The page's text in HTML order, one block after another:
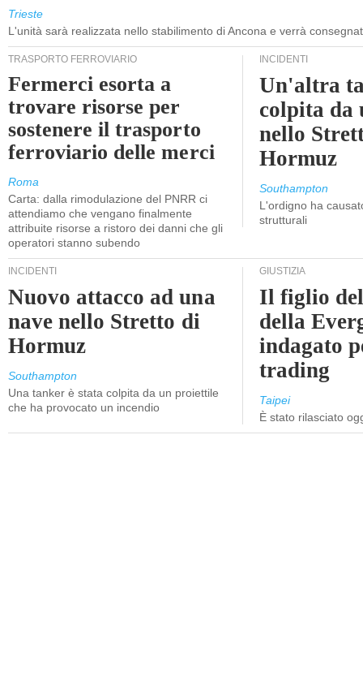
Trieste
L'unità sarà realizzata nello stabilimento di Ancona e verrà
TRASPORTO FERROVIARIO
Fermerci esorta a
trovare risorse per
sostenere il trasporto
ferroviario delle merci
Roma
Carta: dalla rimodulazione del PNRR ci
attendiamo che vengano finalmente
attribuite risorse a ristoro dei danni che gli
operatori stanno subendo
INCIDENTI
Un'altra
colpita da
nello
Hormuz
Southampton
L'ordigno ha
strutturali
INCIDENTI
Nuovo attacco ad una
nave nello Stretto di
Hormuz
Southampton
Una tanker è stata colpita da un proiettile
che ha provocato un incendio
GIUSTIZIA
Il figlio
della
indagato
trading
Taipei
È stato rilasciato